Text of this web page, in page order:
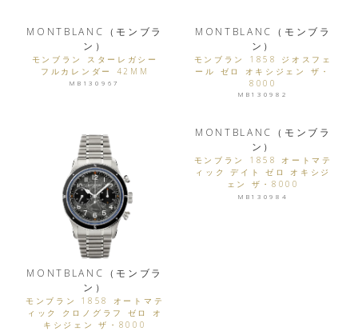
MONTBLANC（モンブラ
ン）
モンブラン スターレガシー
フルカレンダー 42MM
MB130967
MONTBLANC（モンブラ
ン）
モンブラン 1858 ジオスフェ
ール ゼロ オキシジェン ザ・
8000
MB130982
MONTBLANC（モンブラ
ン）
モンブラン 1858 オートマテ
ィック クロノグラフ ゼロ オ
キシジェン ザ・8000
MONTBLANC（モンブラ
ン）
モンブラン 1858 オートマテ
ィック デイト ゼロ オキシジ
ェン ザ・8000
MB130984